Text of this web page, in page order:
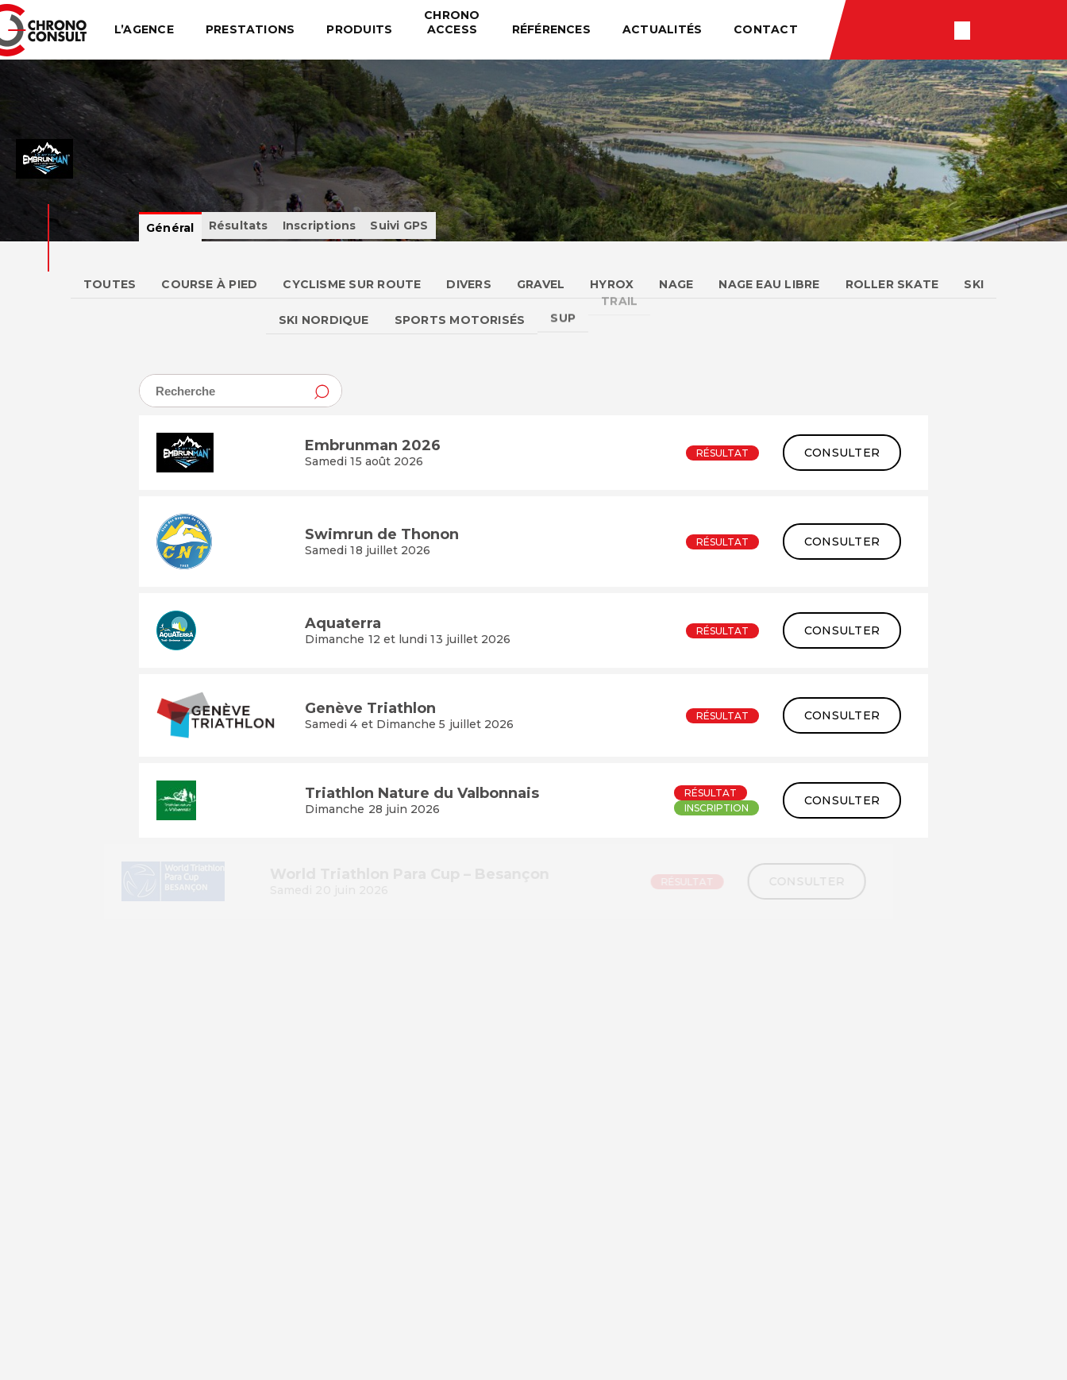
L’AGENCE PRESTATIONS PRODUITS
CHRONO
ACCESS
RÉFÉRENCES ACTUALITÉS CONTACT
RÉSULTATS
Général Résultats Inscriptions Suivi GPS
TOUTES COURSE À PIED CYCLISME SUR ROUTE DIVERS GRAVEL HYROX NAGE NAGE EAU LIBRE ROLLER SKATE SKI
SKI NORDIQUE SPORTS MOTORISÉS SUP
Embrunman 2026
Samedi 15 août 2026
RÉSULTAT CONSULTER
Swimrun de Thonon
Samedi 18 juillet 2026
RÉSULTAT CONSULTER
Aquaterra
Dimanche 12 et lundi 13 juillet 2026
RÉSULTAT CONSULTER
Genève Triathlon
Samedi 4 et Dimanche 5 juillet 2026
RÉSULTAT CONSULTER
Triathlon Nature du Valbonnais
Dimanche 28 juin 2026
RÉSULTAT
INSCRIPTION
CONSULTER
RÉSULTAT CONSULTER